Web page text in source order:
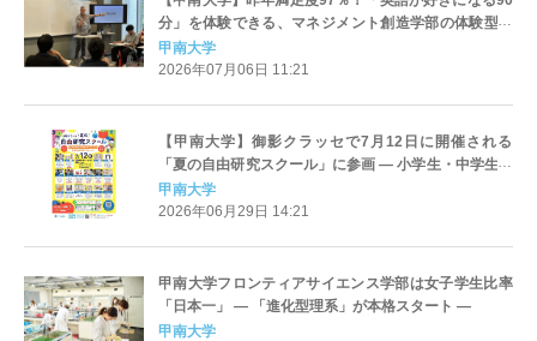
分」を体験できる、マネジメント創造学部の体験型ミ
ニオープンキャンパス「TRIAL LESSON 2026」を8月
22日（土）に開催
甲南大学
2026年07月06日 11:21
【甲南大学】御影クラッセで7月12日に開催される
「夏の自由研究スクール」に参画 ― 小学生・中学生を
対象とした4つの企画を実施
甲南大学
2026年06月29日 14:21
甲南大学フロンティアサイエンス学部は女子学生比率
「日本一」 ― 「進化型理系」が本格スタート ―
甲南大学